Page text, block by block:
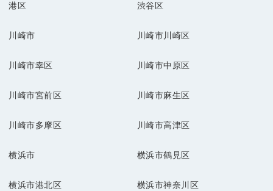
港区 渋谷区
川崎市 川崎市川崎区
川崎市幸区 川崎市中原区
川崎市宮前区 川崎市麻生区
川崎市多摩区 川崎市高津区
横浜市 横浜市鶴見区
横浜市港北区 横浜市神奈川区